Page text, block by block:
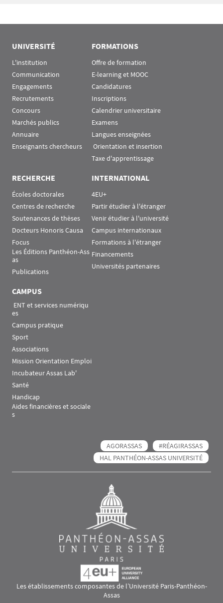
UNIVERSITÉ
L'institution
Communication
Engagements
Recrutements
Concours
Marchés publics
Annuaire
Enseignants chercheurs
FORMATIONS
Offre de formation
E-learning et MOOC
Candidatures
Inscriptions
Calendrier universitaire
Examens
Langues enseignées
Orientation et insertion
Taxe d'apprentissage
RECHERCHE
Écoles doctorales
Centres de recherche
Soutenances de thèses
Docteurs Honoris Causa
Focus
Les Éditions Panthéon-Ass
as
Publications
INTERNATIONAL
4EU+
Partir étudier à l'étranger
Venir étudier à l'université
Campus internationaux
Formations à l'étranger
Financements
Universités partenaires
CAMPUS
es
Campus pratique
Sport
Associations
Mission Orientation Emploi
Incubateur Assas Lab'
Santé
Handicap
Aides financières et sociale
s
AGORASSAS
#RÉAGIRASSAS
HAL PANTHÉON-ASSAS UNIVERSITÉ
Les établissements composantes de l’Université Paris-Panthéon-
Assas